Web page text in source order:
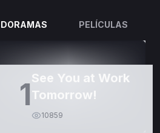
DORAMAS PELÍCULAS
1See You at Work
Tomorrow!
10859